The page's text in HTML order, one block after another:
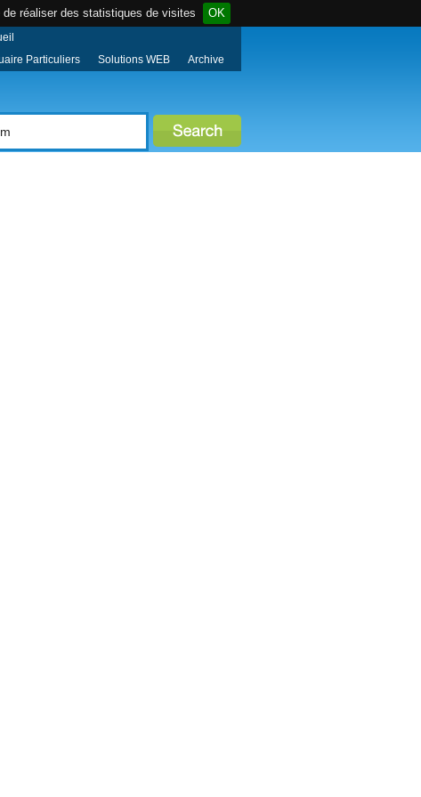
réaliser des statistiques de visites OK
Particuliers
Solutions WEB Archive